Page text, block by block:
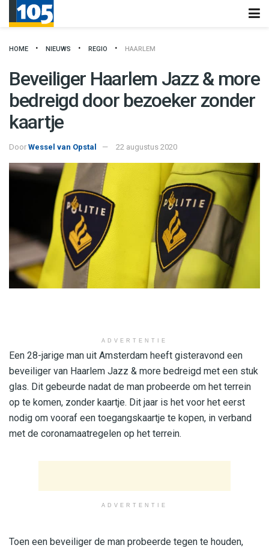
HOME NIEUWS REGIO HAARLEM
Beveiliger Haarlem Jazz & more
bedreigd door bezoeker zonder
kaartje
Door Wessel van Opstal 22 augustus 2020
ADVERTENTIE
Een 28-jarige man uit Amsterdam heeft gisteravond een
beveiliger van Haarlem Jazz & more bedreigd met een stuk
glas. Dit gebeurde nadat de man probeerde om het terrein
op te komen, zonder kaartje. Dit jaar is het voor het eerst
nodig om vooraf een toegangskaartje te kopen, in verband
met de coronamaatregelen op het terrein.
ADVERTENTIE
Toen een beveiliger de man probeerde tegen te houden,